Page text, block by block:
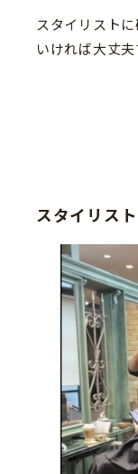
スタイリスト
いければ大丈
スタイリス